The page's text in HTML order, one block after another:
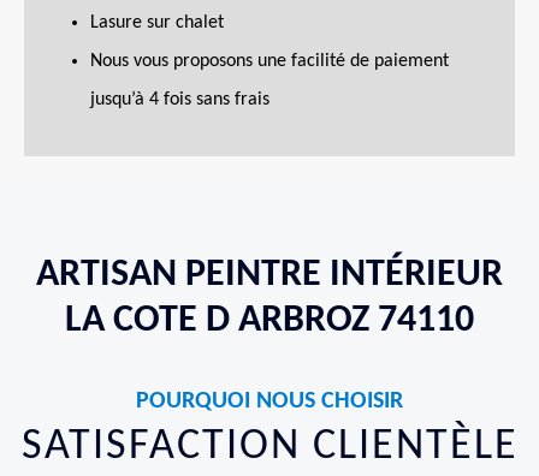
Lasure sur chalet
Nous vous proposons une facilité de paiement
jusqu’à 4 fois sans frais
ARTISAN PEINTRE INTÉRIEUR
LA COTE D ARBROZ 74110
POURQUOI NOUS CHOISIR
SATISFACTION CLIENTÈLE